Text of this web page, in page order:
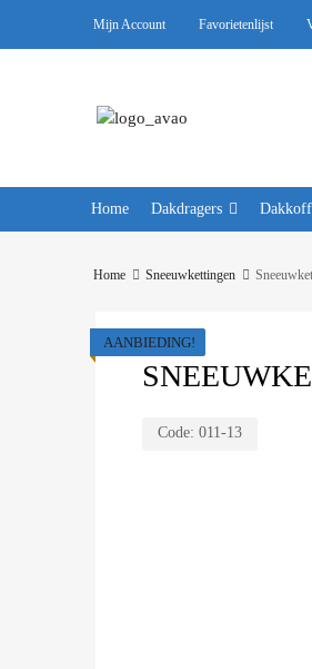
Mijn Account Favorietenlijst
Home Dakdragers
Home Sneeuwkettingen
Code: 011-13
AANBIEDING!